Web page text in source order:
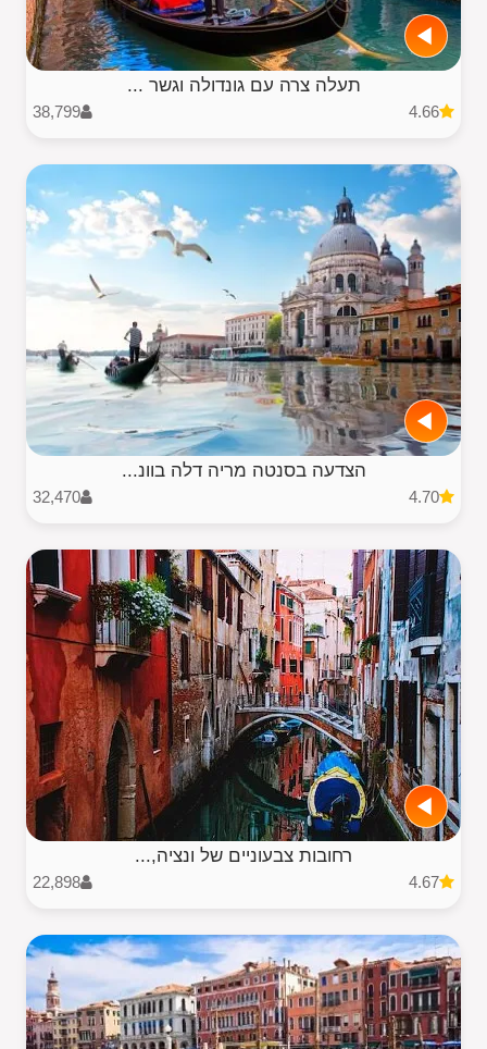
תעלה צרה עם גונדולה וגשר ...
4.66
38,799
הצדעה בסנטה מריה דלה בוונ...
4.70
32,470
רחובות צבעוניים של ונציה,...
4.67
22,898